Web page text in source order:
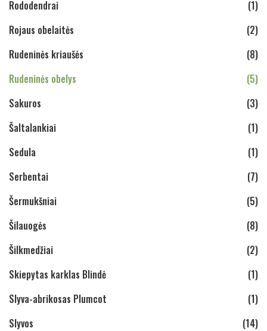
Rododendrai
(1)
Rojaus obelaitės
(2)
Rudeninės kriaušės
(8)
Rudeninės obelys
(5)
Sakuros
(3)
Šaltalankiai
(1)
Sedula
(1)
Serbentai
(7)
Šermukšniai
(5)
Šilauogės
(8)
Šilkmedžiai
(2)
Skiepytas karklas Blindė
(1)
Slyva-abrikosas Plumcot
(1)
Slyvos
(14)